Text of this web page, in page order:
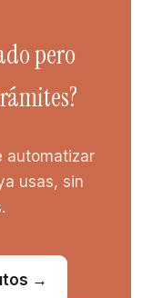
pero
automatizar
usas, sin
→